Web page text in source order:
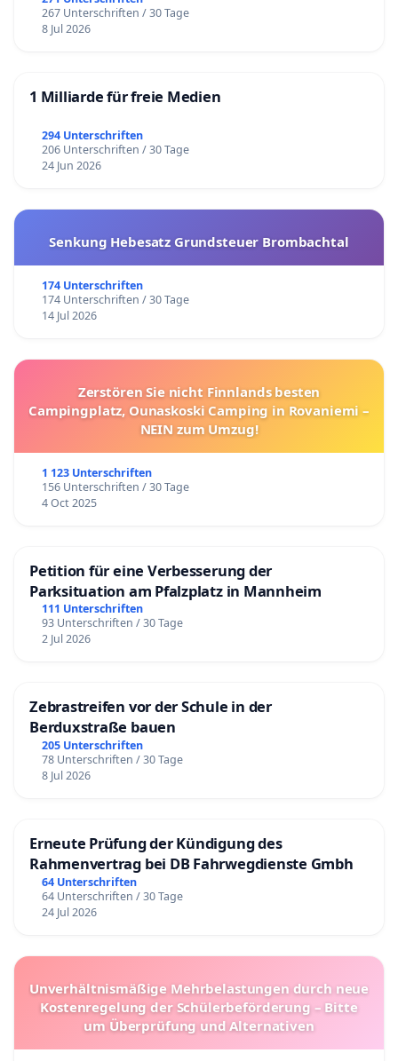
267 Unterschriften / 30 Tage
8 Jul 2026
1 Milliarde für freie Medien
294 Unterschriften
206 Unterschriften / 30 Tage
24 Jun 2026
Senkung Hebesatz Grundsteuer Brombachtal
174 Unterschriften
174 Unterschriften / 30 Tage
14 Jul 2026
Zerstören Sie nicht Finnlands besten
Campingplatz, Ounaskoski Camping in Rovaniemi –
NEIN zum Umzug!
1 123 Unterschriften
156 Unterschriften / 30 Tage
4 Oct 2025
Petition für eine Verbesserung der
Parksituation am Pfalzplatz in Mannheim
111 Unterschriften
93 Unterschriften / 30 Tage
2 Jul 2026
Zebrastreifen vor der Schule in der
Berduxstraße bauen
205 Unterschriften
78 Unterschriften / 30 Tage
8 Jul 2026
Erneute Prüfung der Kündigung des
Rahmenvertrag bei DB Fahrwegdienste Gmbh
64 Unterschriften
64 Unterschriften / 30 Tage
24 Jul 2026
Unverhältnismäßige Mehrbelastungen durch neue
Kostenregelung der Schülerbeförderung – Bitte
um Überprüfung und Alternativen